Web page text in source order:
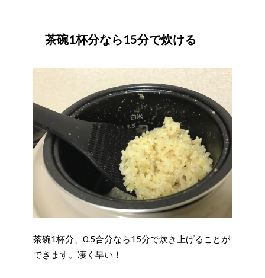
茶碗1杯分なら15分で炊ける
茶碗1杯分、0.5合分なら15分で炊き上げることが
できます。凄く早い！